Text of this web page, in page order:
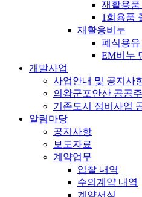
재활용품
1회용품
재활용비누
폐식용
EM비누
개발사업
사업안내 및 공지사
의왕군포안산 공공
기존도시 정비사업
알림마당
공지사항
보도자료
계약업무
입찰 내역
수의계약 내역
계약서식